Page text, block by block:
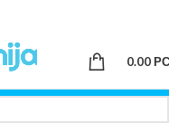
0.00